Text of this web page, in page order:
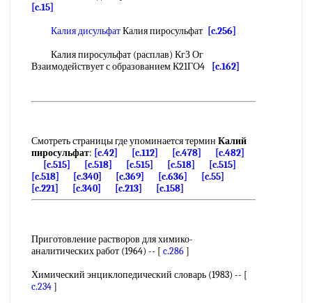
[c.15]
Калия дисульфатКалия пиросульфат [c.256]
Калия пиросульфат (расплав) КгЗ Ог
Взаимодействует с образованием К21ГО4
[c.162]
Смотреть страницы где упоминается термин Калий
пиросульфат: [c.42] [c.112] [c.478]
[c.482]
[c.515]
[c.518] [c.515] [c.518]
[c.515]
[c.518]
[c.340] [c.369] [c.636]
[c.55]
[c.221]
[c.340] [c.213] [c.158]
Приготовление растворов для химико-
аналитических работ (1964) -- [ c.286]
Химический энциклопедический словарь (1983) -- [
c.234]